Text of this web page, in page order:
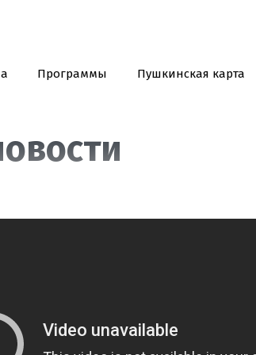
Программы Пушкинская карта